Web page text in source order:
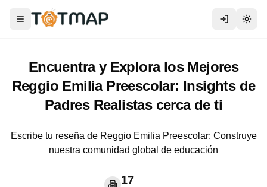
Toggle menu
Encuentra y Explora los Mejores
Reggio Emilia Preescolar: Insights de
Padres Realistas cerca de ti
Escribe tu reseña de Reggio Emilia Preescolar: Construye
nuestra comunidad global de educación
17